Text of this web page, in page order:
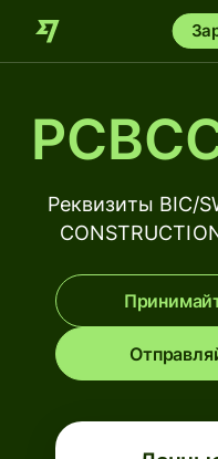
Реквизиты BIC/